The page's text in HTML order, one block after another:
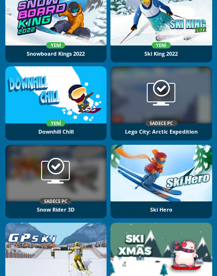
YENI
Snowboard Kings 2022
YENI
Ski King 2022
YENI
Downhill Chill
SADECE PC
Lego City: Arctic Expedition
SADECE PC
Snow Rider 3D Ski Hero